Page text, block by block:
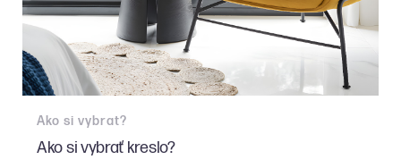
Ako si vybrat?
Ako si vybrať kreslo?
Naše realizácie
Sídlo prestížnej advokátskej kancelárie v